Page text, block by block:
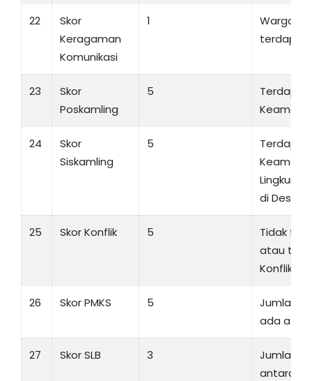
22
Skor
Keragaman
Komunikasi
1
Warga
terdapat
23
Skor
Poskamling
5
Terdapat
24
Skor
Siskamling
5
Terdapat
di Desa
25 Skor Konflik 5
Tidak
atau
Konflik di
26 Skor PMKS 5
Jumlah
ada atau
27 Skor SLB 3
Jumlah
antara 4